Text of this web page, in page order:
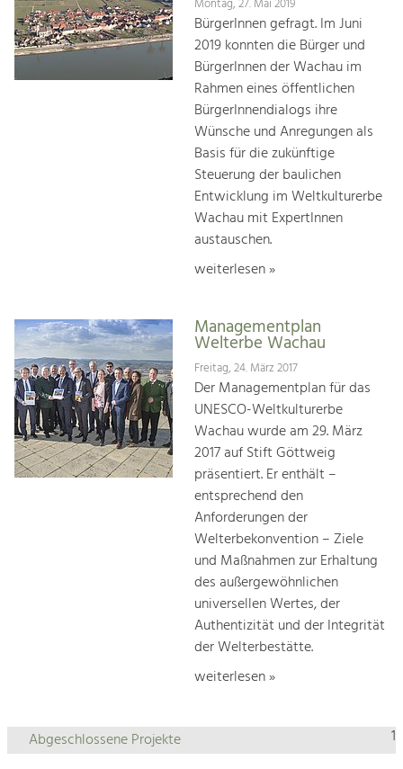
Montag, 27. Mai 2019
BürgerInnen gefragt. Im Juni
2019 konnten die Bürger und
BürgerInnen der Wachau im
Rahmen eines öffentlichen
BürgerInnendialogs ihre
Wünsche und Anregungen als
Basis für die zukünftige
Steuerung der baulichen
Entwicklung im Weltkulturerbe
Wachau mit ExpertInnen
austauschen.
weiterlesen »
Managementplan
Welterbe Wachau
Freitag, 24. März 2017
Der Managementplan für das
UNESCO-Weltkulturerbe
Wachau wurde am 29. März
2017 auf Stift Göttweig
präsentiert. Er enthält –
entsprechend den
Anforderungen der
Welterbekonvention – Ziele
und Maßnahmen zur Erhaltung
des außergewöhnlichen
universellen Wertes, der
Authentizität und der Integrität
der Welterbestätte.
weiterlesen »
1
Abgeschlossene Projekte